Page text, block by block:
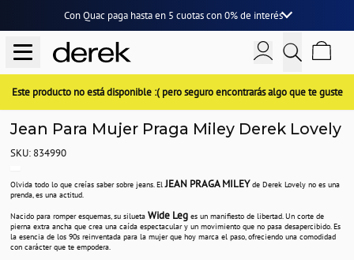
Con Quac paga hasta en 5 cuotascon0% de interés
Este producto no está disponible :( pero seguro encontrarás algo que te guste
Jean Para Mujer Praga Miley Derek Lovely
SKU: 834990
Olvida todo lo que creías saber sobre jeans. ElJEAN PRAGA MILEYde Derek Lovely no es una
prenda, es una actitud.
Nacido para romper esquemas, su silueta Wide Leg es un manifiesto de libertad. Un corte de
pierna extra ancha que crea una caída espectacular y un movimiento que no pasa desapercibido. Es
la esencia de los 90s reinventada para la mujer que hoy marca el paso, ofreciendo una comodidad
con carácter que te empodera.